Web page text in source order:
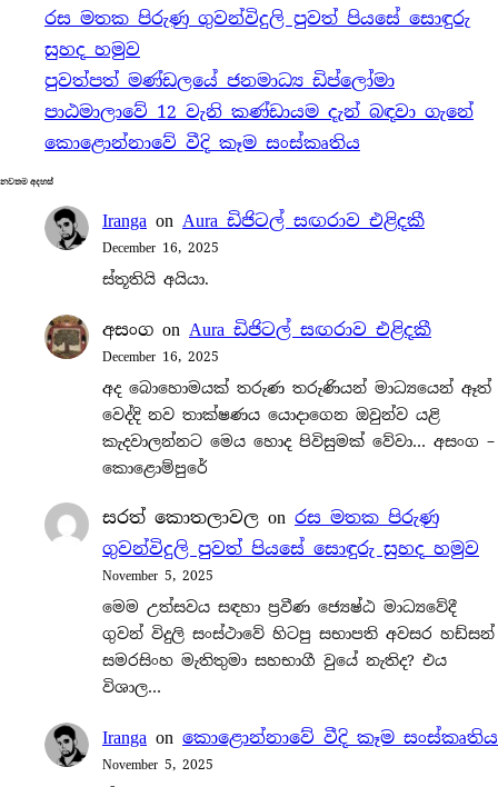
රස මතක පිරුණු ගුවන්විදුලි පුවත් පියසේ සොඳුරු
සුහද හමුව
පුවත්පත් මණ්ඩලයේ ජනමාධ්‍ය ඩිප්ලෝමා
පාඨමාලාවේ 12 වැනි කණ්ඩායම දැන් බඳවා ගැනේ
කොළොන්නාවේ වීදි කෑම සංස්කෘතිය
නවතම අදහස්
Iranga on Aura ඩිජිටල් සඟරාව එළිදකී
December 16, 2025
ස්තූතියි අයියා.
අසංග on Aura ඩිජිටල් සඟරාව එළිදකී
December 16, 2025
අද බොහොමයක් තරුණ තරුණියන් මාධ්‍යයෙන් ඈත්
වෙද්දි නව තාක්ෂණය යොදාගෙන ඔවුන්ව යළි
කැදවාලන්නට මෙය හොද පිවිසුමක් වේවා… අසංග –
කොළොම්පුරේ
සරත් කොතලාවල on රස මතක පිරුණු
ගුවන්විදුලි පුවත් පියසේ සොඳුරු සුහද හමුව
November 5, 2025
මෙම උත්සවය සඳහා ප්‍රවීණ ජ්‍යෙෂ්ඨ මාධ්‍යවේදී
ගුවන් විදුලි සංස්ථාවේ හිටපු සභාපති අවසර හඩ්සන්
සමරසිංහ මැතිතුමා සහභාගී වුයේ නැතිද? එය
විශාල…
Iranga on කොළොන්නාවේ වීදි කෑම සංස්කෘතිය
November 5, 2025